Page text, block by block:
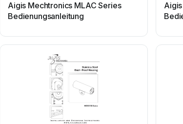
Aigis Mechtronics MLAC Series
Bedienungsanleitung